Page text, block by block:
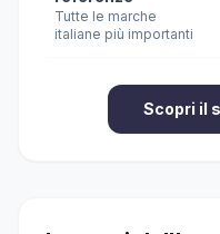
Tutte le marche
italiane più importanti
Scopri il